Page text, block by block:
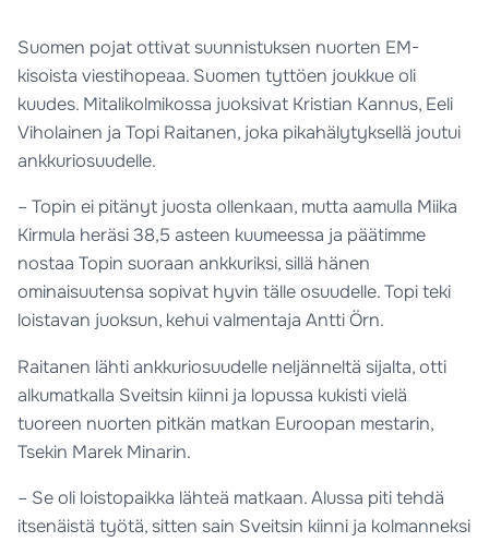
Suomen pojat ottivat suunnistuksen nuorten EM-
kisoista viestihopeaa. Suomen tyttöen joukkue oli
kuudes. Mitalikolmikossa juoksivat Kristian Kannus, Eeli
Viholainen ja Topi Raitanen, joka pikahälytyksellä joutui
ankkuriosuudelle.
– Topin ei pitänyt juosta ollenkaan, mutta aamulla Miika
Kirmula heräsi 38,5 asteen kuumeessa ja päätimme
nostaa Topin suoraan ankkuriksi, sillä hänen
ominaisuutensa sopivat hyvin tälle osuudelle. Topi teki
loistavan juoksun, kehui valmentaja Antti Örn.
Raitanen lähti ankkuriosuudelle neljänneltä sijalta, otti
alkumatkalla Sveitsin kiinni ja lopussa kukisti vielä
tuoreen nuorten pitkän matkan Euroopan mestarin,
Tsekin Marek Minarin.
– Se oli loistopaikka lähteä matkaan. Alussa piti tehdä
itsenäistä työtä, sitten sain Sveitsin kiinni ja kolmanneksi